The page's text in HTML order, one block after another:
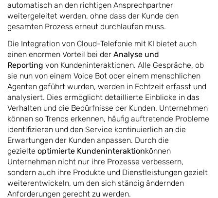
automatisch an den richtigen Ansprechpartner
weitergeleitet werden, ohne dass der Kunde den
gesamten Prozess erneut durchlaufen muss.
Die Integration von Cloud-Telefonie mit KI bietet auch
einen enormen Vorteil bei der Analyse und
Reporting von Kundeninteraktionen. Alle Gespräche, ob
sie nun von einem Voice Bot oder einem menschlichen
Agenten geführt wurden, werden in Echtzeit erfasst und
analysiert. Dies ermöglicht detaillierte Einblicke in das
Verhalten und die Bedürfnisse der Kunden. Unternehmen
können so Trends erkennen, häufig auftretende Probleme
identifizieren und den Service kontinuierlich an die
Erwartungen der Kunden anpassen. Durch die
gezielte optimierte Kundeninteraktionkönnen
Unternehmen nicht nur ihre Prozesse verbessern,
sondern auch ihre Produkte und Dienstleistungen gezielt
weiterentwickeln, um den sich ständig ändernden
Anforderungen gerecht zu werden.